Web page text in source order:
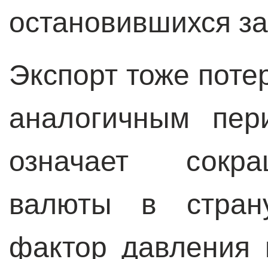
остановившихся
Экспорт тоже
аналогичным
означает
валюты в
фактор давления